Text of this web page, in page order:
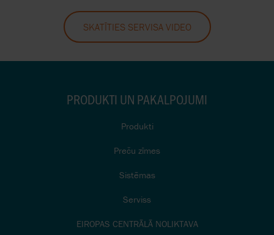
SKATĪTIES SERVISA VIDEO
PRODUKTI UN PAKALPOJUMI
Produkti
Preču zīmes
Sistēmas
Serviss
EIROPAS CENTRĀLĀ NOLIKTAVA